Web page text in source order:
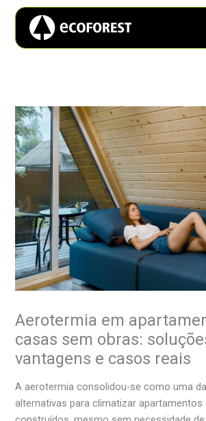
Aerotermia em
casas sem obras:
vantagens e casos reais
A aerotermia consolidou-se como uma
alternativas para climatizar apartamentos